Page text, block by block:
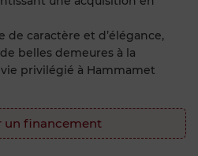
caractère et d’élégance,
belles demeures à la
privilégié à Hammamet
un financement